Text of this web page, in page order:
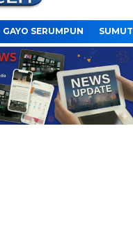
GAYO SERUMPUN SUMUT